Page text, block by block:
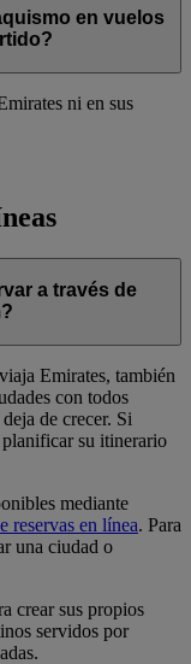
en vuelos
ni en sus
a través de
Emirates, también
con todos
de crecer. Si
su itinerario
mediante
reservas en línea. Para
una ciudad o
crear sus propios
servidos por